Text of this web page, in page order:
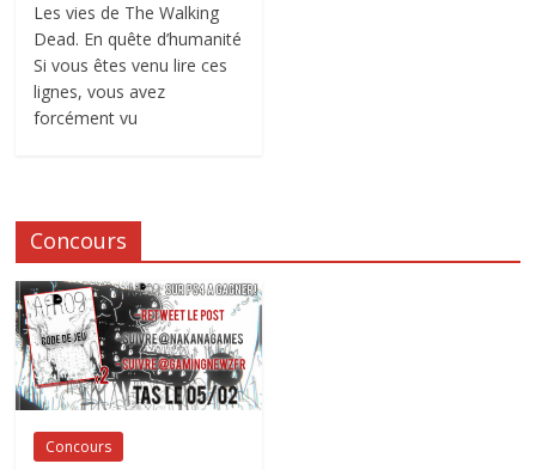
Les vies de The Walking
Dead. En quête d’humanité
Si vous êtes venu lire ces
lignes, vous avez
forcément vu
Concours
Concours